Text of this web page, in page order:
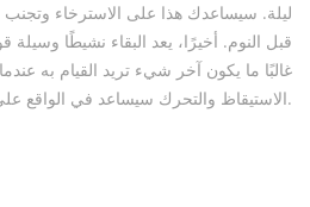
ليلة. سيساعدك هذا على الاسترخاء وتجنب
قبل النوم. أخيرًا، يعد البقاء نشيطًا وسيلة
غالبًا ما يكون آخر شيء تريد القيام به
الاستيقاظ والتحرك سيساعد في الواقع على تخفيف الألم.